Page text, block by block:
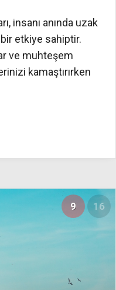
insanı anında uzak
etkiye sahiptir.
ve muhteşem
kamaştırırken
9 16